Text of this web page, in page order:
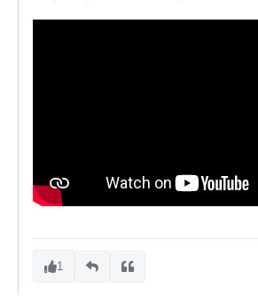
1